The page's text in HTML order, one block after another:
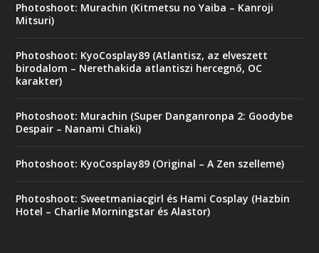
Photoshoot: Murachin (Kitmetsu no Yaiba – Kanroji
Mitsuri)
Photoshoot: KyoCosplay89 (Atlantisz, az elveszett
birodalom – Nerethakida atlantiszi hercegnő, OC
karakter)
Photoshoot: Murachin (Super Danganronpa 2: Goodybe
Despair – Nanami Chiaki)
Photoshoot: KyoCosplay89 (Original – A Zen szelleme)
Photoshoot: Sweetmaniacgirl és Hami Cosplay (Hazbin
Hotel – Charlie Morningstar és Alastor)